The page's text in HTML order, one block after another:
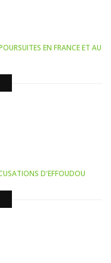
EN FRANCE ET AU
D'EFFOUDOU